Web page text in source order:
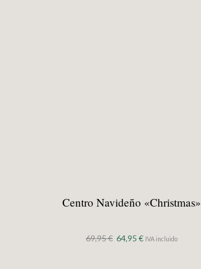
Centro Navideño «Christmas»
69,95€ El
64,95 €ElIVA incluido